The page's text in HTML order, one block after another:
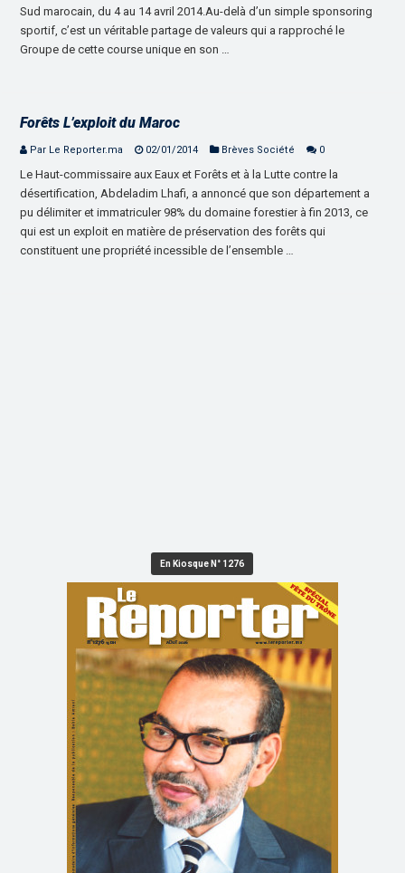
Sud marocain, du 4 au 14 avril 2014.Au-delà d’un simple sponsoring
sportif, c’est un véritable partage de valeurs qui a rapproché le
Groupe de cette course unique en son …
Forêts L’exploit du Maroc
Par Le Reporter.ma 02/01/2014 Brèves Société 0
Le Haut-commissaire aux Eaux et Forêts et à la Lutte contre la
désertification, Abdeladim Lhafi, a annoncé que son département a
pu délimiter et immatriculer 98% du domaine forestier à fin 2013, ce
qui est un exploit en matière de préservation des forêts qui
constituent une propriété incessible de l’ensemble …
En Kiosque N° 1276